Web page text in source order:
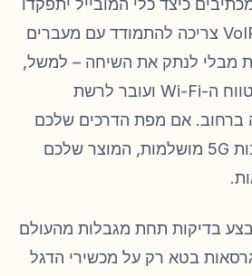
כיצד כלי המובייל יתפקדו
בשטח. אפליקציית VoIP צריכה להתמודד עם מעברים
מבלי לנתק את השיחה – למשל,
כשהמשתמש יוצא מטווח ה-Wi-Fi ועובר לרשת
ברחוב. אם מפת הדרכים שלכם
מתחשבת רק בסביבות 5G מושלמות, המוצר שלכם
בדיקות תחת מגבלות מהעולם
בטא רק על מכשירי הדגל